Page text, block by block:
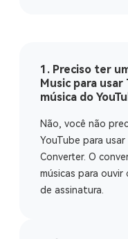
1. Preciso ter
Music para
música do
Não, você não
YouTube para
Converter. O
músicas para ouvir
de assinatura.